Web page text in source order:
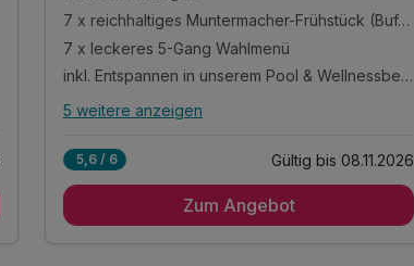
7 x reichhaltiges Muntermacher-Frühstück (Buffet)
7 x leckeres 5-Gang Wahlmenü
inkl. Entspannen in unserem Pool & Wellnessbereich
Alle Inklusivleistungen
7 x reichhaltiges Muntermacher-Frühstück
(Buffet)
5 weitere anzeigen
5,6 / 6 Gültig bis 08.11.2026
Zum Angebot